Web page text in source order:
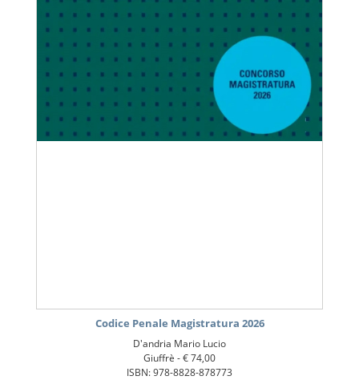
Codice Penale Magistratura 2026
D'andria Mario Lucio
Giuffrè -€ 74,00
ISBN: 978-8828-878773